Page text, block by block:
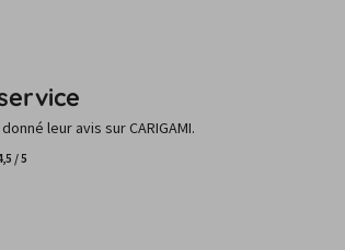
leur avis sur CARIGAMI.
/5